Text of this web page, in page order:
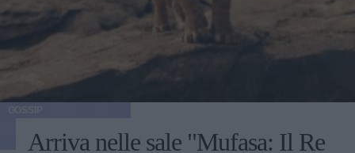
Arriva nelle sale "Mufasa: Il Re